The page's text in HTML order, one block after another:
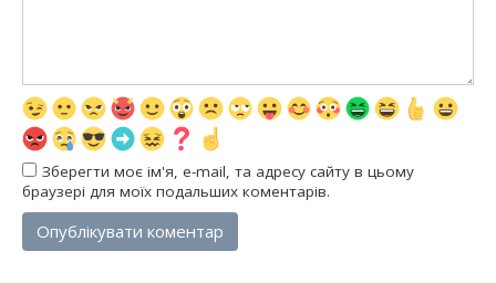
Зберегти моє ім'я, e-mail, та адресу сайту в цьому
браузері для моїх подальших коментарів.